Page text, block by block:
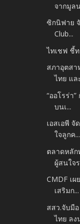
จากมูล
ซิกนิฟาย
Club...
ไทเชฟ ชี้
สภาอุตสา
ไทย แล
“ออโรร่า
บนเ...
เอสเอพี
ใจลูกค...
ตลาดหลัก
ผู้สนใจร
CMDF เ
เสริมก...
สสว.จับมื
ไทย ลง